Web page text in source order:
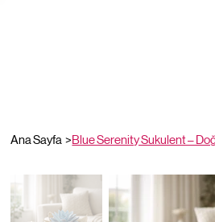
Ana Sayfa >Blue Serenity Sukulent –